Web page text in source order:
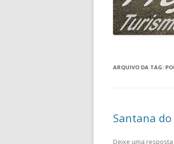
ARQUIVO DA TAG:
Santana
Deixe uma resposta